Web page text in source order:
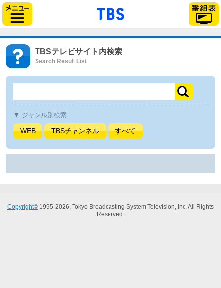
「TBSテレビ」トップ
TBSテレビサイト内検索
▼ ジャンル別検索
WEB TBSチャンネル すべて
Copyright© 1995-2026, Tokyo Broadcasting System Television, Inc. All Rights
Reserved.